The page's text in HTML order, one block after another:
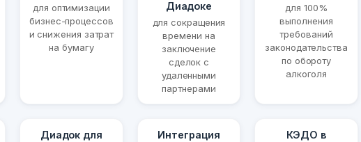
для оптимизации
бизнес-процессов
и снижения затрат
на бумагу
Диадоке
для сокращения
времени на
заключение
сделок с
удаленными
партнерами
для 100%
выполнения
требований
законодательства
по обороту
алкоголя
Диадок для
Интеграция
КЭДО в